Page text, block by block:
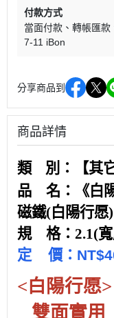
付款方式
當面付款
轉帳匯款
7-11 iBon
分享商品到
商品詳情
類 別：【其
品 名：
《白
磁鐵(白陽行愿)
規 格：2.1(寬
定 價：
<白陽行愿
雙面實